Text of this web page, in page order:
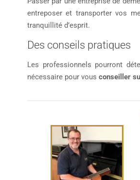
entreposer et transporter vos
tranquillité d’esprit.
Des conseils pratiques
Les professionnels pourront
nécessaire pour vous conseiller